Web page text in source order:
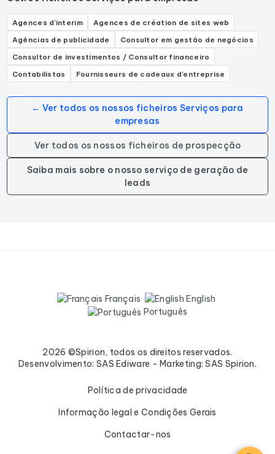
Agences d'interim
Agences de création de sites web
Agências de publicidade
Consultor em gestão de negócios
Consultor de investimentos / Consultor financeiro
Contabilistas
Fournisseurs de cadeaux d'entreprise
← Ver todos os nossos ficheiros Serviços para
empresas
Ver todos os nossos ficheiros de prospecção
Saiba mais sobre o nosso serviço de geração de
leads
Français
English
Português
2026 ©Spirion, todos os direitos reservados.
Desenvolvimento: SAS Ediware - Marketing: SAS Spirion.
Política de privacidade
Informação legal e Condições Gerais
Contactar-nos